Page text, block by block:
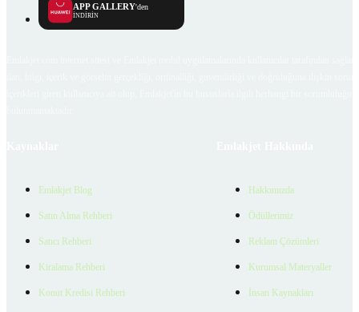
APP GALLERY'den
İNDİRİN
Emlakjet Blog
Satın Alma Rehberi
Satıcı Rehberi
Kiralama Rehberi
Konut Kredisi Rehberi
Hakkımızda
Ödüllerimiz
Reklam Çözümleri
Kurumsal Materyaller
İnsan Kaynakları